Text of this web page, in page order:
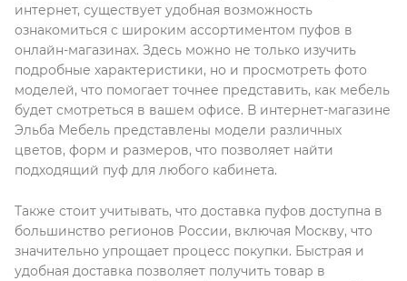
интернет, существует удобная возможность
ознакомиться с широким ассортиментом пуфов в
онлайн-магазинах. Здесь можно не только изучить
подробные характеристики, но и просмотреть фото
моделей, что помогает точнее представить, как мебель
будет смотреться в вашем офисе. В интернет-магазине
Эльба Мебель представлены модели различных
цветов, форм и размеров, что позволяет найти
подходящий пуф для любого кабинета.
Также стоит учитывать, что доставка пуфов доступна в
большинство регионов России, включая Москву, что
значительно упрощает процесс покупки. Быстрая и
удобная доставка позволяет получить товар в